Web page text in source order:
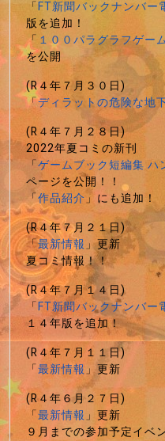
「FT新聞バックナンバー
版を追加！
「 １００パラグラフゲー
を公開
(R４年７月３０日)
「ディラットの危険な地
(R４年７月２８日)
2022年夏コミの新刊
「ゲームブック短編集
ページを公開！！
「作品紹介」にも追加！
(R４年７月２１日)
「最新情報」更新
夏コミ情報！！
(R４年７月１４日)
「FT新聞バックナンバー
１４年版を追加！
(R４年７月１１日)
「最新情報」更新
(R４年６月２７日)
「最新情報」更新
９月までの参加予定イベ